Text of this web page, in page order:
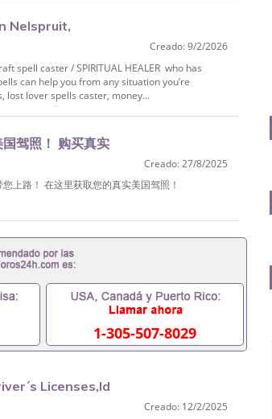
Nelspruit,
Creado: 9/2/2026
spell caster / SPIRITUAL HEALER who has
can help you from any situation you’re
lost lover spells caster, money...
驾照！ 购买真实
WhatsApp：+1
Creado: 27/8/2025
上路！ 在这里获取您的真实美国驾照！
1-305-507-8029
Licenses,Id
Creado: 12/2/2025